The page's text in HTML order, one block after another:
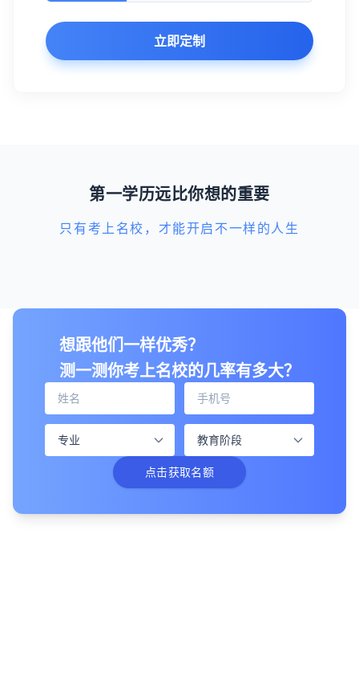
立即定制
第一学历远比你想的重要
只有考上名校，才能开启不一样的人生
想跟他们一样优秀？
测一测你考上名校的几率有多大？
点击获取名额